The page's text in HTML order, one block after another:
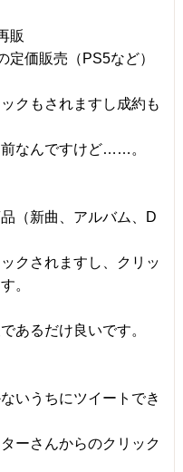
販
価販売（PS5など）
クもされますし成約も
なんですけど……。
（新曲、アルバム、D
クされますし、クリッ
。
あるだけ良いです。
いうちにツイートでき
ーさんからのクリック